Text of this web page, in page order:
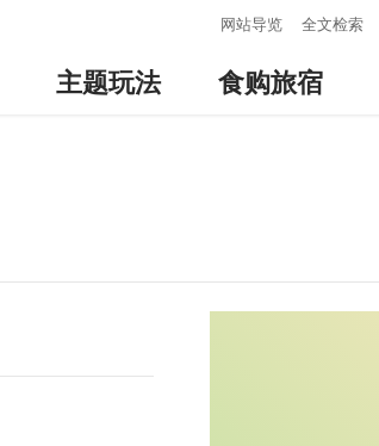
网站导览 全文检索
主题玩法 食购旅宿